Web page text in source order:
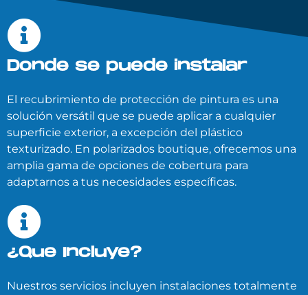
Donde se puede instalar
El recubrimiento de protección de pintura es una
solución versátil que se puede aplicar a cualquier
superficie exterior, a excepción del plástico
texturizado. En polarizados boutique, ofrecemos una
amplia gama de opciones de cobertura para
adaptarnos a tus necesidades específicas.
¿Que Incluye?
Nuestros servicios incluyen instalaciones totalmente